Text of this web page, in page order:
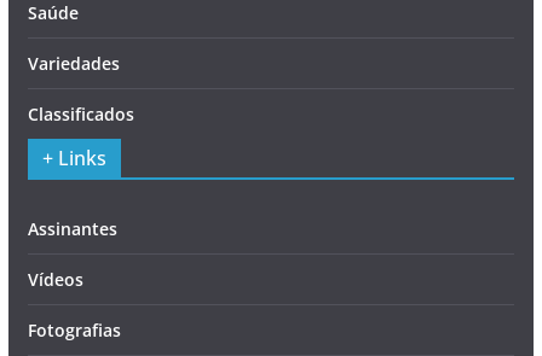
Saúde
Variedades
Classificados
+ Links
Assinantes
Vídeos
Fotografias